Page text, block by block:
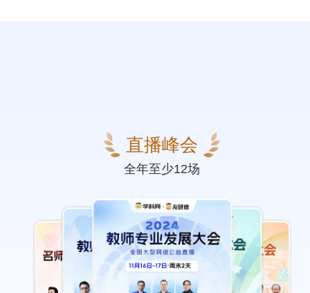
直播峰会
全年至少12场